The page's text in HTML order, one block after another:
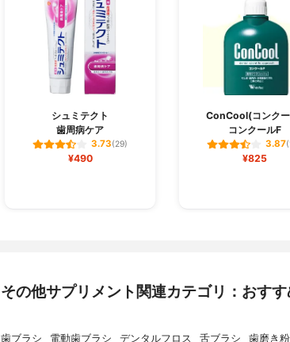
シュミテクト
歯周病ケア
3.73(29)
¥490
ConCool(コンク
コンクールF
3.87
¥825
その他サプリメント関連カテゴリ：おす
歯ブラシ 電動歯ブラシ デンタルフロス 舌ブラシ 歯磨き粉